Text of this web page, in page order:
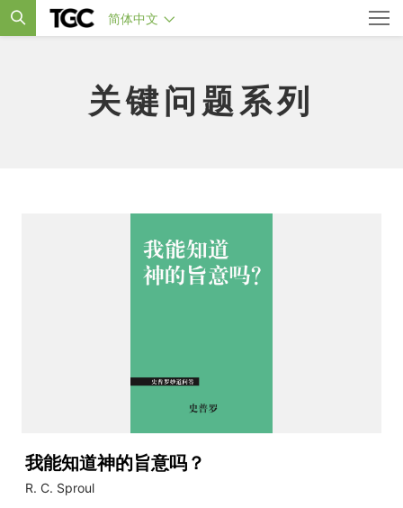
简体中文
关键问题系列
我能知道神的旨意吗？
R. C. Sproul